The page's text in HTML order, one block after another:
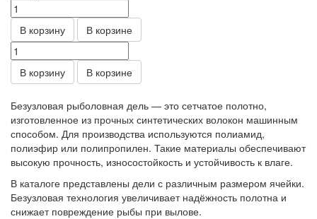
В корзину В корзине
В корзину В корзине
Безузловая рыболовная дель — это сетчатое полотно,
изготовленное из прочных синтетических волокон машинным
способом. Для производства используются полиамид,
полиэфир или полипропилен. Такие материалы обеспечивают
высокую прочность, износостойкость и устойчивость к влаге.
В каталоге представлены дели с различным размером ячейки.
Безузловая технология увеличивает надёжность полотна и
снижает повреждение рыбы при вылове.